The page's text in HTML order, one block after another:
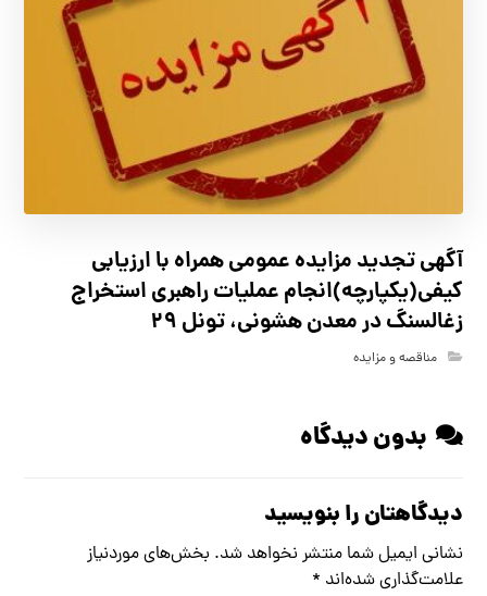
آگهي تجدید مزايده عمومی همراه با ارزیابی
کیفی(یکپارچه)انجام عملیات راهبری استخراج
زغالسنگ در معدن هشونی، تونل ۲۹
مناقصه و مزایده
بدون دیدگاه
دیدگاهتان را بنویسید
نشانی ایمیل شما منتشر نخواهد شد. بخش‌های موردنیاز
علامت‌گذاری شده‌اند *